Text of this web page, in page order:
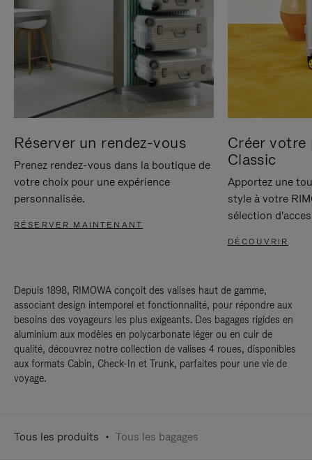
Réserver un rendez-vous
Prenez rendez-vous dans la boutique de
votre choix pour une expérience
personnalisée.
RÉSERVER MAINTENANT
Créer votre
Classic
Apportez une
style à votre
sélection
DÉCOUVRIR
Depuis 1898, RIMOWA conçoit des valises haut de gamme,
associant design intemporel et fonctionnalité, pour répondre aux
besoins des voyageurs les plus exigeants. Des bagages rigides en
aluminium aux modèles en polycarbonate léger ou en cuir de
qualité, découvrez notre collection de valises 4 roues, disponibles
aux formats Cabin, Check-In et Trunk, parfaites pour une vie de
voyage.
Tous les produits Tous les bagages